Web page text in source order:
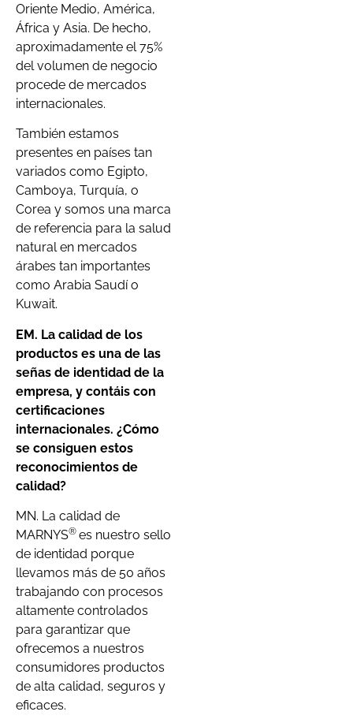
Oriente Medio, América,
África y Asia. De hecho,
aproximadamente el 75%
del volumen de negocio
procede de mercados
internacionales.
También estamos
presentes en países tan
variados como Egipto,
Camboya, Turquía, o
Corea y somos una marca
de referencia para la salud
natural en mercados
árabes tan importantes
como Arabia Saudí o
Kuwait.
EM. La calidad de los
productos es una de las
señas de identidad de la
empresa, y contáis con
certificaciones
internacionales. ¿Cómo
se consiguen estos
reconocimientos de
calidad?
MN. La calidad de
MARNYS® es nuestro sello
de identidad porque
llevamos más de 50 años
trabajando con procesos
altamente controlados
para garantizar que
ofrecemos a nuestros
consumidores productos
de alta calidad, seguros y
eficaces.